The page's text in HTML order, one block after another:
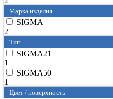
Марка изделия
SIGMA
2
Тип
SIGMA21
1
SIGMA50
1
Цвет / поверхность